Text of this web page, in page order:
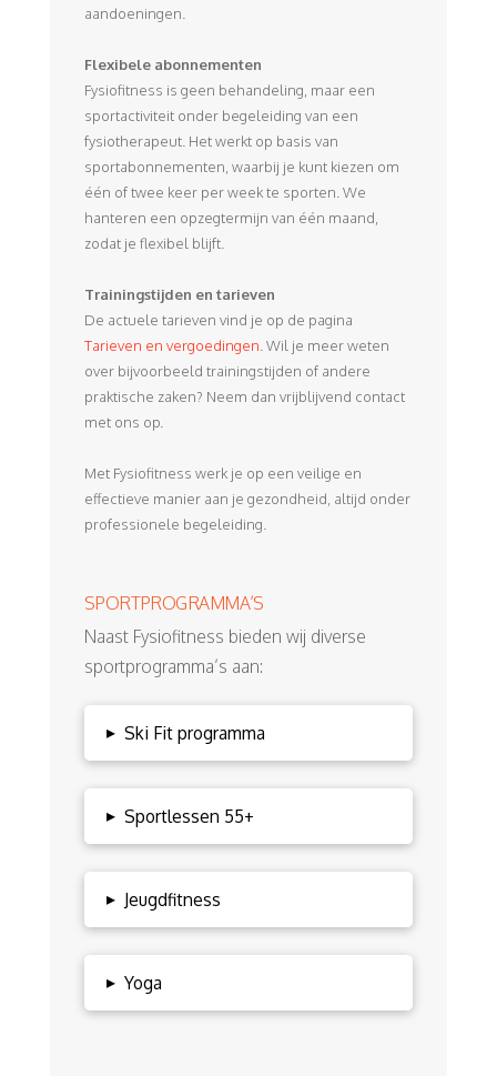
aandoeningen.
Flexibele abonnementen
Fysiofitness is geen behandeling, maar een
sportactiviteit onder begeleiding van een
fysiotherapeut. Het werkt op basis van
sportabonnementen, waarbij je kunt kiezen om
één of twee keer per week te sporten. We
hanteren een opzegtermijn van één maand,
zodat je flexibel blijft.
Trainingstijden en tarieven
De actuele tarieven vind je op de pagina
Tarieven en vergoedingen. Wil je meer weten
over bijvoorbeeld trainingstijden of andere
praktische zaken? Neem dan vrijblijvend contact
met ons op.
Met Fysiofitness werk je op een veilige en
effectieve manier aan je gezondheid, altijd onder
professionele begeleiding.
SPORTPROGRAMMA’S
Naast Fysiofitness bieden wij diverse
sportprogramma’s aan:
▸ Ski Fit programma
▸ Sportlessen 55+
▸ Jeugdfitness
▸ Yoga